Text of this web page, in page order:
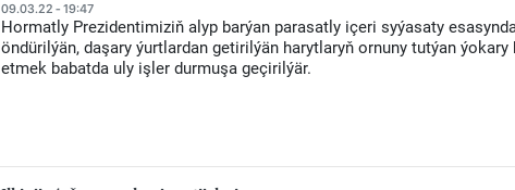
09.03.22 - 19:47
Hormatly Prezidentimiziň alyp barýan parasatly içeri syýasaty
öndürilýän, daşary ýurtlardan getirilýän harytlaryň ornuny tutýan
etmek babatda uly işler durmuşa geçirilýär.